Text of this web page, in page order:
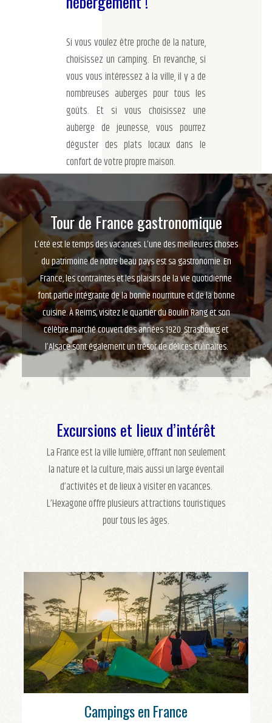
Si vous voulez être proche de la nature,
choisissez un camping. En revanche, si
vous vous intéressez à la ville, il y a de
nombreuses auberges pour tous les
goûts. Et si vous choisissez une
auberge de jeunesse, vous pourrez
déguster des plats locaux dans le
confort de votre propre maison.
Tour de France gastronomique
L’été est le temps des vacances. L’une des meilleures choses
du patrimoine de notre beau pays est sa gastronomie. En
France, les contraintes et les plaisirs de la vie quotidienne
font partie intégrante de la bonne nourriture et de la bonne
cuisine. À Reims, visitez le quartier du Boulin Rang et son
célèbre marché couvert des années 1920. Strasbourg et
l’Alsace sont également un trésor de délices culinaires.
Excursions et lieux d’intérêt
La France est la ville lumière, offrant non seulement
la nature et la culture, mais aussi un large éventail
d’activités et de lieux à visiter en vacances.
L’Hexagone offre plusieurs attractions touristiques
pour tous les âges.
Campings en France